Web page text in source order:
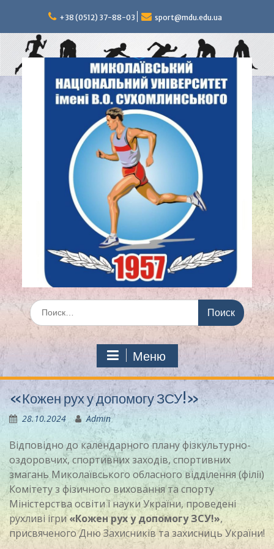
содержимому
+38 (0512) 37-88-03 sport@mdu.edu.ua
Искать:
Меню
«Кожен рух у допомогу ЗСУ!»
28.10.2024 Admin
Відповідно до календарного плану фізкультурно-
оздоровчих, спортивних заходів, спортивних
змагань Миколаївського обласного відділення (філії)
Комітету з фізичного виховання та спорту
Міністерства освіти і науки України, проведені
рухливі ігри«Кожен рух у допомогу ЗСУ!»,
присвяченого Дню Захисників та захисниць України!